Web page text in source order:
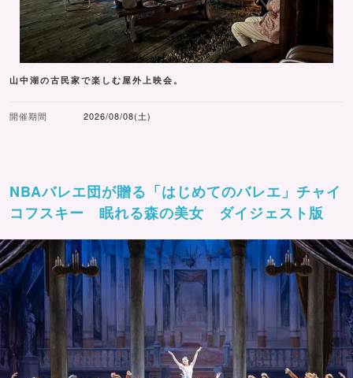
山中湖の古民家で楽しむ屋外上映会。
開催期間 2026/08/08(土)
NBAバレエ団が贈る「はじめてのバレエ」チャイ
コフスキー 眠れる森の美女 ダイジェスト版